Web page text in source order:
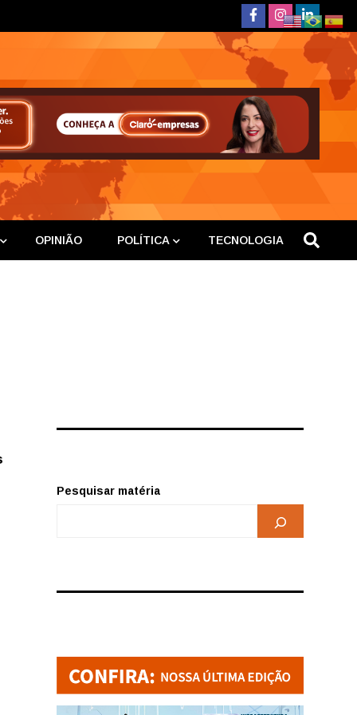
OPINIÃO POLÍTICA TECNOLOGIA
Pesquisar matéria